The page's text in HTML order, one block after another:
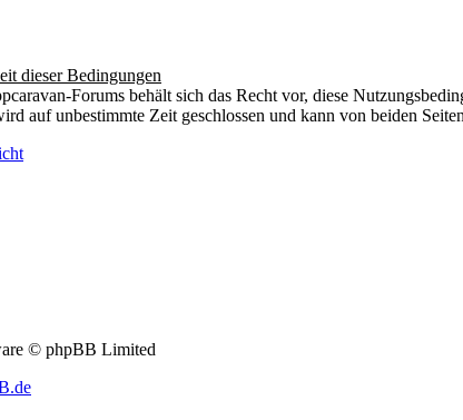
dieser Bedingungen
Forums behält sich das Recht vor, diese
auf unbestimmte Zeit geschlossen und kann von beiden
© phpBB Limited